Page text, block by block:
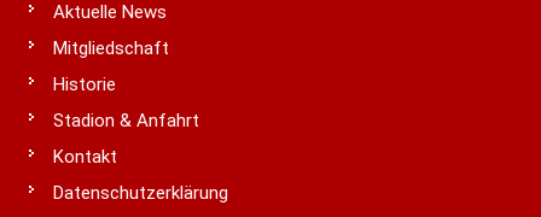
Aktuelle News
Mitgliedschaft
Historie
Stadion & Anfahrt
Kontakt
Datenschutzerklärung